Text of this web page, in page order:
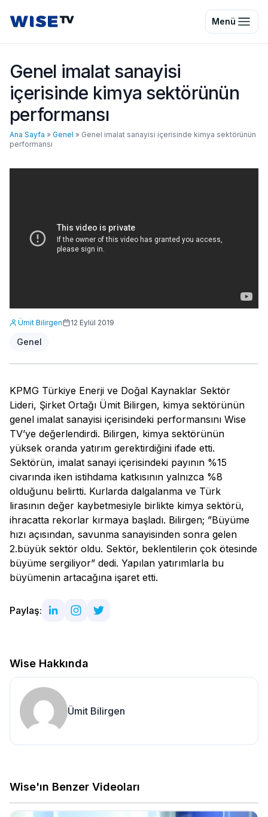
Wise TV Menü
Genel imalat sanayisi
içerisinde kimya sektörünün
performansı
Ana Sayfa » Genel » Genel imalat sanayisi içerisinde kimya sektörünün
performansı
Ümit Bilirgen 12 Eylül 2019
Genel
KPMG Türkiye Enerji ve Doğal Kaynaklar Sektör
Lideri, Şirket Ortağı Ümit Bilirgen, kimya sektörünün
genel imalat sanayisi içerisindeki performansını Wise
TV’ye değerlendirdi. Bilirgen, kimya sektörünün
yüksek oranda yatırım gerektirdiğini ifade etti.
Sektörün, imalat sanayi içerisindeki payının %15
civarında iken istihdama katkısının yalnızca %8
olduğunu belirtti. Kurlarda dalgalanma ve Türk
lirasının değer kaybetmesiyle birlikte kimya sektörü,
ihracatta rekorlar kırmaya başladı. Bilirgen; ”Büyüme
hızı açısından, savunma sanayisinden sonra gelen
2.büyük sektör oldu. Sektör, beklentilerin çok ötesinde
büyüme sergiliyor” dedi. Yapılan yatırımlarla bu
büyümenin artacağına işaret etti.
Paylaş:
Wise Hakkında
Ümit Bilirgen
Wise'ın Benzer Videoları